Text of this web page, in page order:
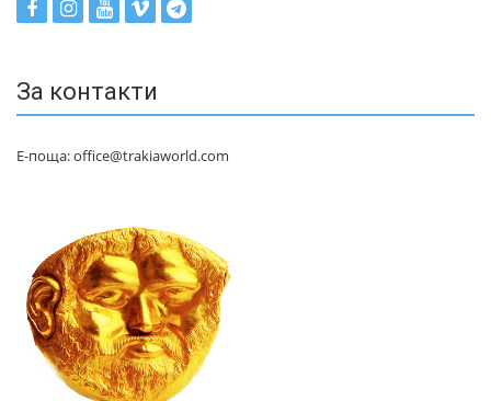
За контакти
Е-поща: office@trakiaworld.com